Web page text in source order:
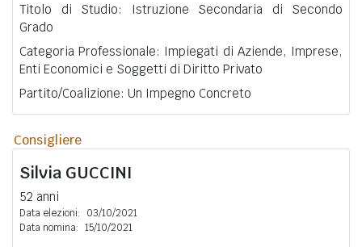
Titolo di Studio: Istruzione Secondaria di Secondo
Grado
Categoria Professionale: Impiegati di Aziende, Imprese,
Enti Economici e Soggetti di Diritto Privato
Partito/Coalizione: Un Impegno Concreto
Consigliere
Silvia GUCCINI
52 anni
Data elezioni:
03/10/2021
Data nomina: 15/10/2021